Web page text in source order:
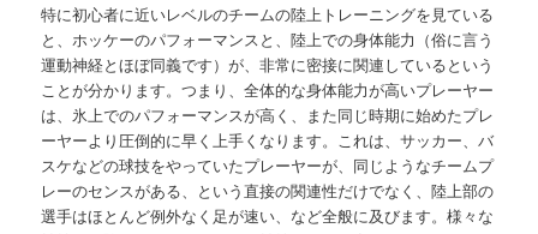
特に初心者に近いレベルのチームの陸上トレーニングを見ている
と、ホッケーのパフォーマンスと、陸上での身体能力（俗に言う
運動神経とほぼ同義です）が、非常に密接に関連しているという
ことが分かります。つまり、全体的な身体能力が高いプレーヤー
は、氷上でのパフォーマンスが高く、また同じ時期に始めたプレ
ーヤーより圧倒的に早く上手くなります。これは、サッカー、バ
スケなどの球技をやっていたプレーヤーが、同じようなチームプ
レーのセンスがある、という直接の関連性だけでなく、陸上部の
選手はほとんど例外なく足が速い、など全般に及びます。様々な